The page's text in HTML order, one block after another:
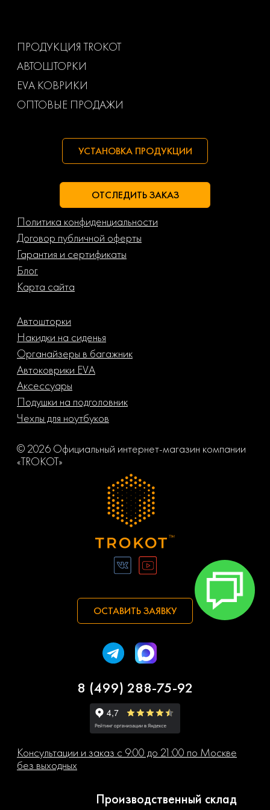
Маз
ПРОДУКЦИЯ TROKOT
АВТОШТОРКИ
EVA КОВРИКИ
ОПТОВЫЕ ПРОДАЖИ
УСТАНОВКА ПРОДУКЦИИ
ОТСЛЕДИТЬ ЗАКАЗ
Политика конфиденциальности
Договор публичной оферты
Гарантия и сертификаты
Блог
Карта сайта
Автошторки
Накидки на сиденья
Органайзеры в багажник
Автоковрики EVA
Аксессуары
Подушки на подголовник
Чехлы для ноутбуков
© 2026 Официальный интернет-магазин компании
«TROKOT»
ОСТАВИТЬ ЗАЯВКУ
8 (499) 288-75-92
Консультации и заказ с 9:00 до 21:00 по Москве
без выходных
Производственный склад